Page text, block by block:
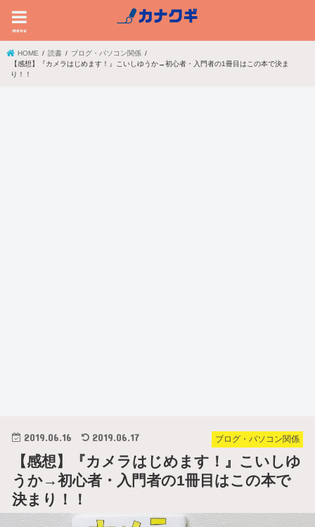
menu
HOME 読書
ブログ・パソコン関係
【感想】『カメラはじめます！』こいしゆうか→初心者・入門者の1冊目はこの本で決ま
り！！
ブログ・パソコン関係
2019.06.16 2019.06.17
【感想】『カメラはじめます！』こいしゆ
うか→初心者・入門者の1冊目はこの本で
決まり！！